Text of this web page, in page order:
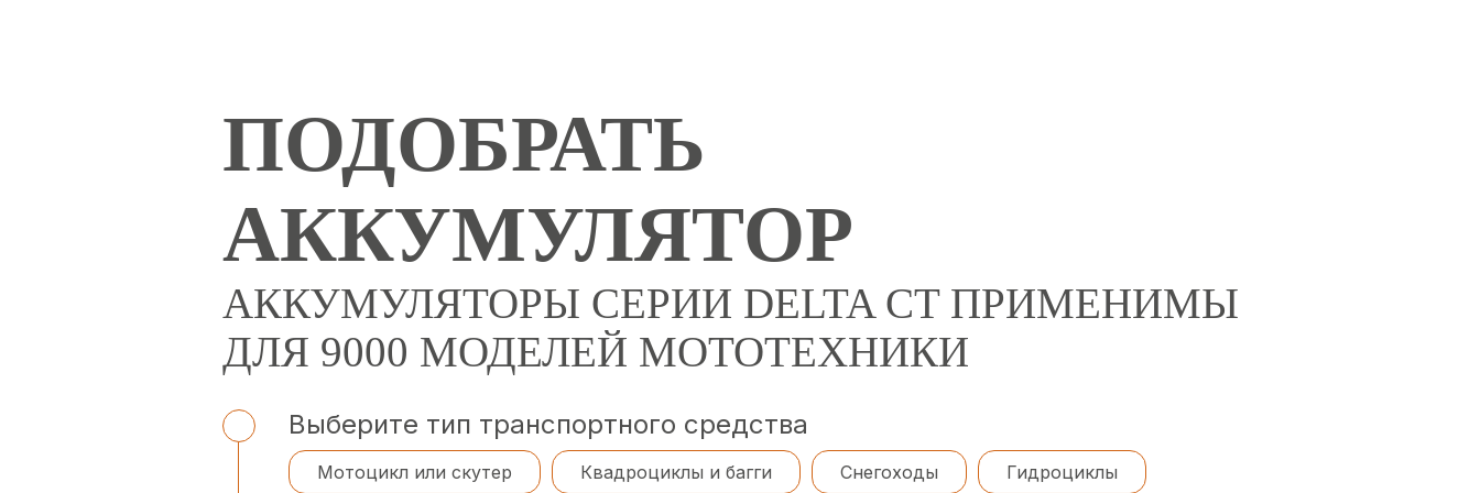
ПОДОБРАТЬ
АККУМУЛЯТОР
АККУМУЛЯТОРЫ СЕРИИ DELTA CT ПРИМЕНИМЫ
ДЛЯ 9000 МОДЕЛЕЙ МОТОТЕХНИКИ
Выберите тип транспортного средства
Мотоцикл или скутер Квадроциклы и багги Снегоходы Гидроциклы